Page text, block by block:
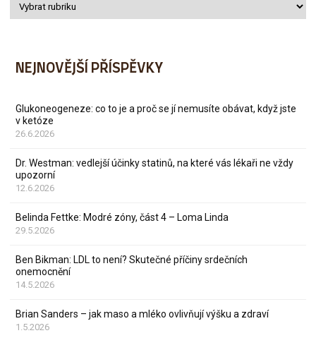
NEJNOVĚJŠÍ PŘÍSPĚVKY
Glukoneogeneze: co to je a proč se jí nemusíte obávat, když jste
v ketóze
26.6.2026
Dr. Westman: vedlejší účinky statinů, na které vás lékaři ne vždy
upozorní
12.6.2026
Belinda Fettke: Modré zóny, část 4 – Loma Linda
29.5.2026
Ben Bikman: LDL to není? Skutečné příčiny srdečních
onemocnění
14.5.2026
Brian Sanders – jak maso a mléko ovlivňují výšku a zdraví
1.5.2026